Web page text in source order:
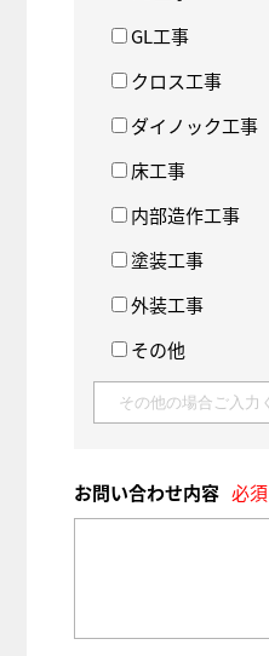
GL工事
クロス工事
ダイノック工事
床工事
内部造作工事
塗装工事
外装工事
その他
お問い合わせ内容 必須